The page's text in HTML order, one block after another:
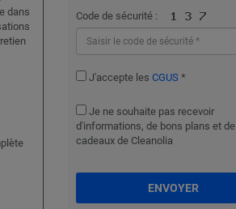
dans
Code de sécurité :
J'accepte les CGUS *
Je ne souhaite pas recevoir
d'informations, de bons plans et de
cadeaux de Cleanolia
ENVOYER